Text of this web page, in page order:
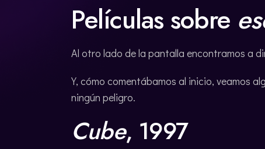
Películas sobre
Al otro lado de la pantalla encontramos a
Y, cómo comentábamos al inicio, veamos
ningún peligro.
Cube, 1997